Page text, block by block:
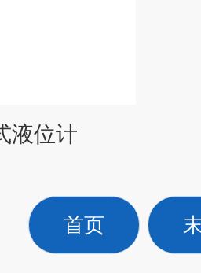
液位计
首页